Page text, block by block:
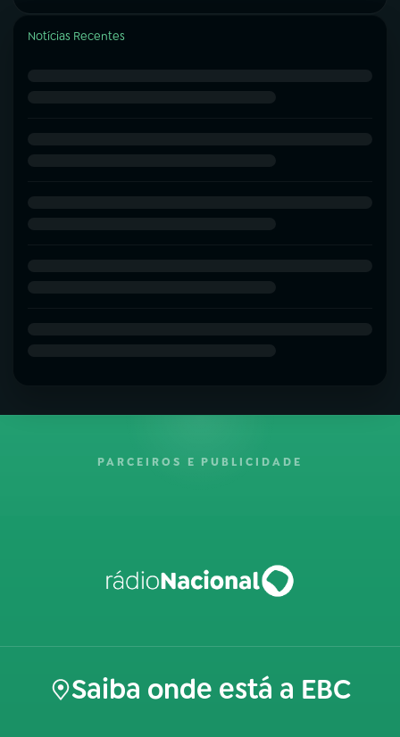
Notícias Recentes
PARCEIROS E PUBLICIDADE
Saiba onde está a EBC